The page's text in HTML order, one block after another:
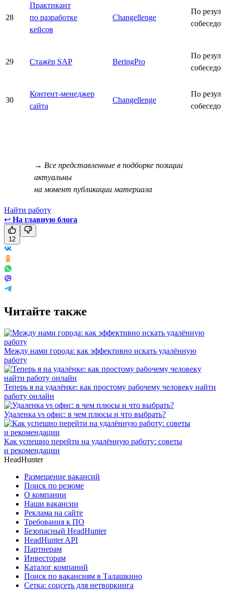
28
Практикант
по разработке
кейсов
Changellenge
По
29 Стажёр SAP BeringPro
По
30
Контент-менеджер
сайта
Changellenge
По
→ Все представленные в подборке позиции
актуальны
на момент публикации материала
Найти работу
↩ На главную блога
12
Читайте также
Между нами города: как эффективно искать удалённую
работу
Теперь я на удалёнке: как простому рабочему человеку найти
работу онлайн
Удаленка vs офис: в чем плюсы и что выбрать?
Как успешно перейти на удалённую работу: советы
и рекомендации
HeadHunter
Размещение вакансий
Поиск по резюме
О компании
Наши вакансии
Реклама на сайте
Требования к ПО
Безопасный HeadHunter
HeadHunter API
Партнерам
Инвесторам
Каталог компаний
Поиск по вакансиям в Талашкино
Сетка: соцсеть для нетворкинга